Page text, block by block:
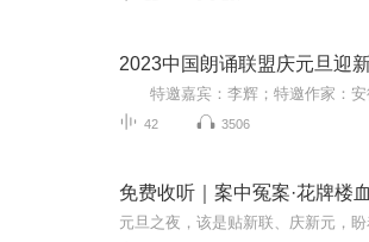
2023中国朗诵联盟庆元旦迎
42 3506